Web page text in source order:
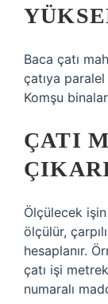
Baca çatı
çatıya paralel
Komşu
ÇATI
Ölçülecek
ölçülür,
hesaplanır.
çatı işi
numaralı